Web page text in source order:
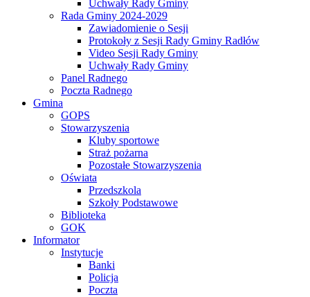
Uchwały Rady Gminy
Rada Gminy 2024-2029
Zawiadomienie o Sesji
Protokoły z Sesji Rady Gminy Radłów
Video Sesji Rady Gminy
Uchwały Rady Gminy
Panel Radnego
Poczta Radnego
Gmina
GOPS
Stowarzyszenia
Kluby sportowe
Straż pożarna
Pozostałe Stowarzyszenia
Oświata
Przedszkola
Szkoły Podstawowe
Biblioteka
GOK
Informator
Instytucje
Banki
Policja
Poczta